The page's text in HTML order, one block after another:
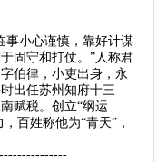
事小心谨慎，靠好计谋
固守和打仗。”人称君
伯律，小吏出身，永
出任苏州知府十三
赋税。创立“纲运
百姓称他为“青天”，